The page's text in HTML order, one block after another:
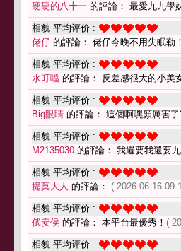
硬硬的八十一 的評論： 最愛九九學
相貌 平均评价 :
佬仔 的評論： 佬仔今晚不用失眠勒
相貌 平均评价 :
水叮噹 的評論： 反差感很大的小美
相貌 平均评价 :
Big眼睛 的評論： 這個啊嘿顏厲害了
相貌 平均评价 :
M2135030 的評論： 我還要我還要
相貌 平均评价 :
提莫大人 的評論： ( 2026-06-16
相貌 平均评价 :
倵安侯 的評論： 本平台最優秀！ (
相貌 平均评价 :